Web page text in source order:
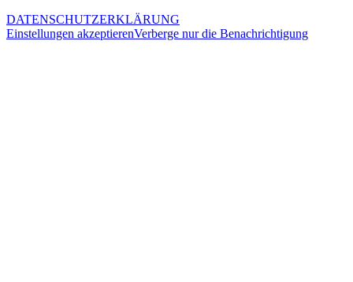
DATENSCHUTZERKLÄRUNG
Einstellungen akzeptierenVerberge nur die Benachrichtigung